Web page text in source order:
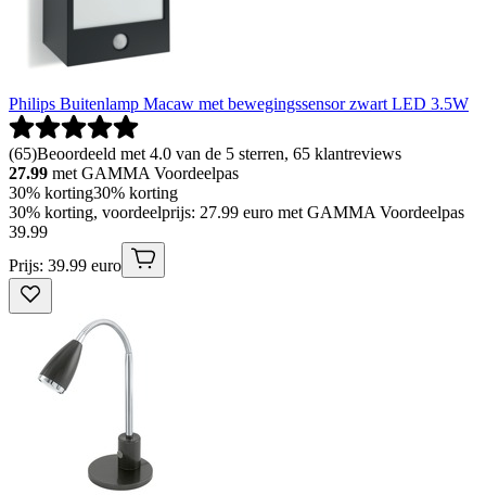
Philips Buitenlamp Macaw met bewegingssensor zwart LED 3.5W
(65)Beoordeeld met 4.0 van de 5 sterren, 65 klantreviews
27.99 met GAMMA Voordeelpas
30% korting30% korting
30% korting, voordeelprijs: 27.99 euro met GAMMA Voordeelpas
39.99
Prijs: 39.99 euro